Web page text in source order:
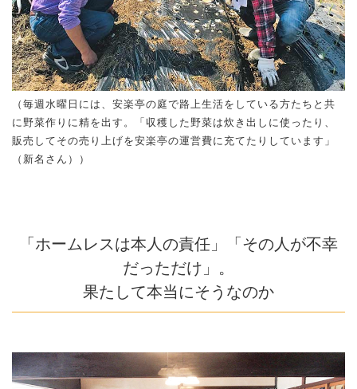
（毎週水曜日には、安楽亭の庭で路上生活をしている方たちと共
に野菜作りに精を出す。「収穫した野菜は炊き出しに使ったり、
販売してその売り上げを安楽亭の運営費に充てたりしています」
（新名さん））
「ホームレスは本人の責任」「その人が不幸
だっただけ」。
果たして本当にそうなのか